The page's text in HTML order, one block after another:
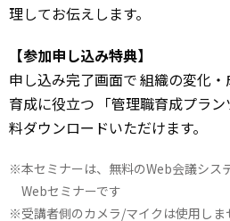
理してお伝えします。
【参加申し込み特典】
申し込み完了画面で 組織の変化
育成に役立つ 「管理職育成プラン
料ダウンロードいただけます。
本セミナーは、無料のWeb会議シ
Webセミナーです
受講者側のカメラ/マイクは使用しま